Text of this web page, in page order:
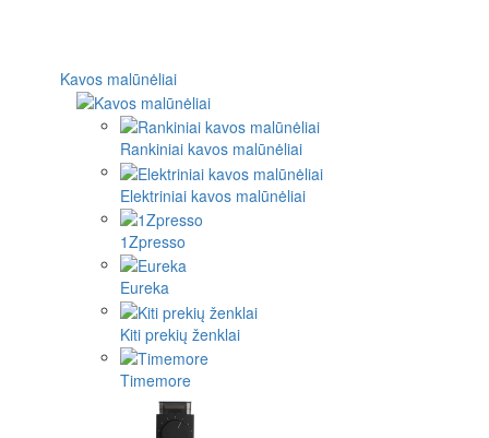
Kavos malūnėliai
Rankiniai kavos malūnėliai
Elektriniai kavos malūnėliai
1Zpresso
Eureka
Kiti prekių ženklai
Timemore